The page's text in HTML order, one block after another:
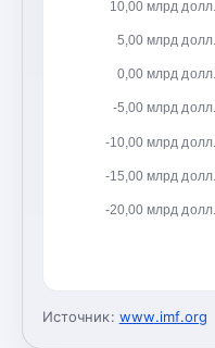
-20,00 млрд
-15,00 млрд
-10,00 млрд
-5,00 млрд
0,00 млрд
5,00 млрд
10,00 млрд
Источник: www.imf.org